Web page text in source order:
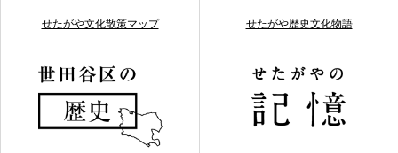
せたがや文化散策マップ せたがや歴史文化物語